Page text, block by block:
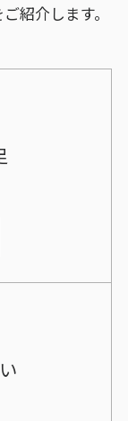
紹介します。